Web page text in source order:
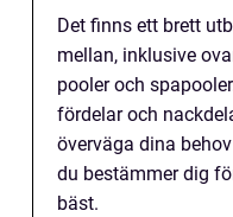
Det finns ett brett
mellan, inklusive
pooler och
fördelar och
överväga dina
du bestämmer dig
bäst.